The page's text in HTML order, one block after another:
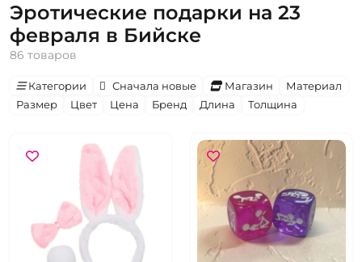
Эротические подарки на 23
февраля в Бийске
86 товаров
Категории Сначала новые Магазин
Материал
Размер
Цвет Цена Бренд Длина Толщина